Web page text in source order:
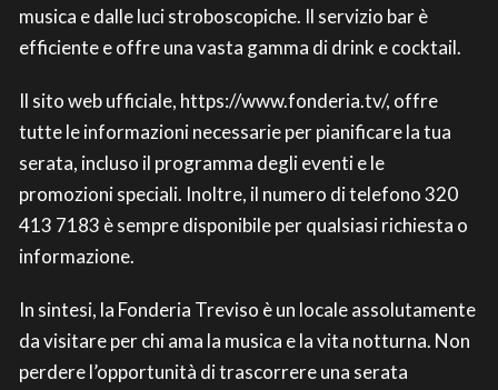
musica e dalle luci stroboscopiche. Il servizio bar è
efficiente e offre una vasta gamma di drink e cocktail.
Il sito web ufficiale, https://www.fonderia.tv/, offre
tutte le informazioni necessarie per pianificare la tua
serata, incluso il programma degli eventi e le
promozioni speciali. Inoltre, il numero di telefono 320
413 7183 è sempre disponibile per qualsiasi richiesta o
informazione.
In sintesi, la Fonderia Treviso è un locale assolutamente
da visitare per chi ama la musica e la vita notturna. Non
perdere l’opportunità di trascorrere una serata